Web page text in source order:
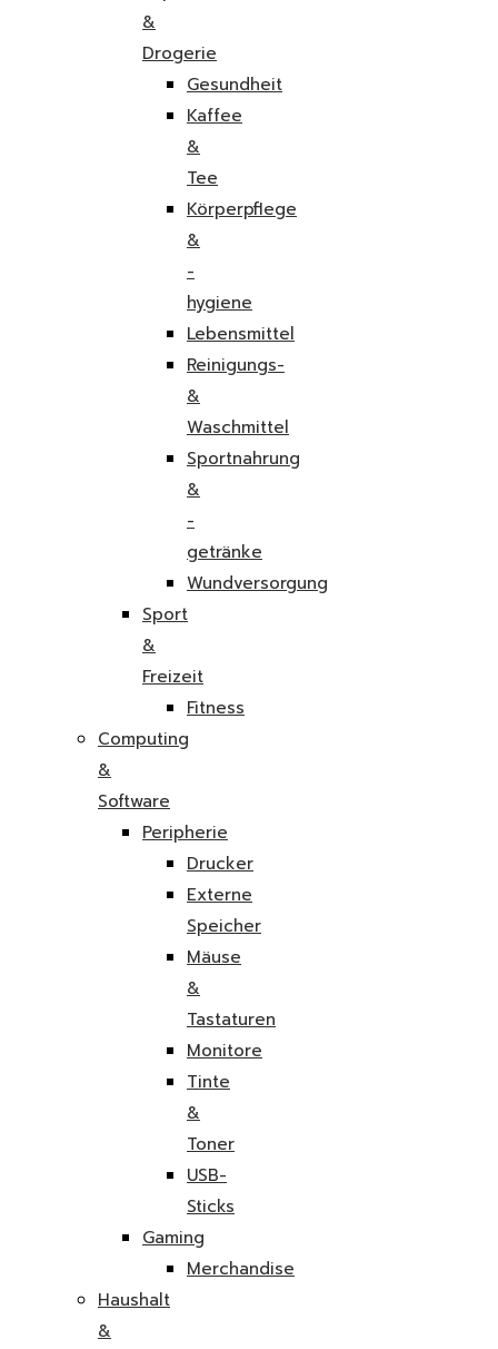
&
Drogerie
Gesundheit
Kaffee
&
Tee
Körperpflege
&
-
hygiene
Lebensmittel
Reinigungs-
&
Waschmittel
Sportnahrung
&
-
getränke
Wundversorgung
Sport
&
Freizeit
Fitness
Computing
&
Software
Peripherie
Drucker
Externe
Speicher
Mäuse
&
Tastaturen
Monitore
Tinte
&
Toner
USB-
Sticks
Gaming
Merchandise
Haushalt
&